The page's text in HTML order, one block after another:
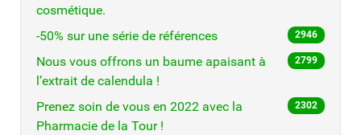
cosmétique.
-50% sur une série de références 2946
Nous vous offrons un baume apaisant à
l’extrait de calendula !
2799
Prenez soin de vous en 2022 avec la
Pharmacie de la Tour !
2302